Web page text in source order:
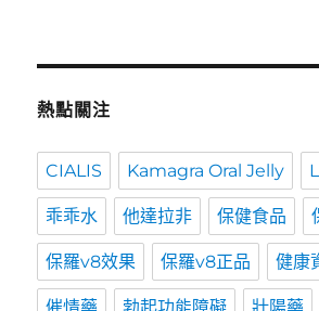
熱點關注
CIALIS Kamagra Oral Jelly
乖乖水 他達拉非 保健食品
保羅v8效果 保羅v8正品 健康